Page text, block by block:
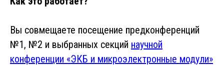
Вы совмещаете посещение предконференций
№1, №2 и выбранных секций научной
конференции «ЭКБ и микроэлектронные модули»